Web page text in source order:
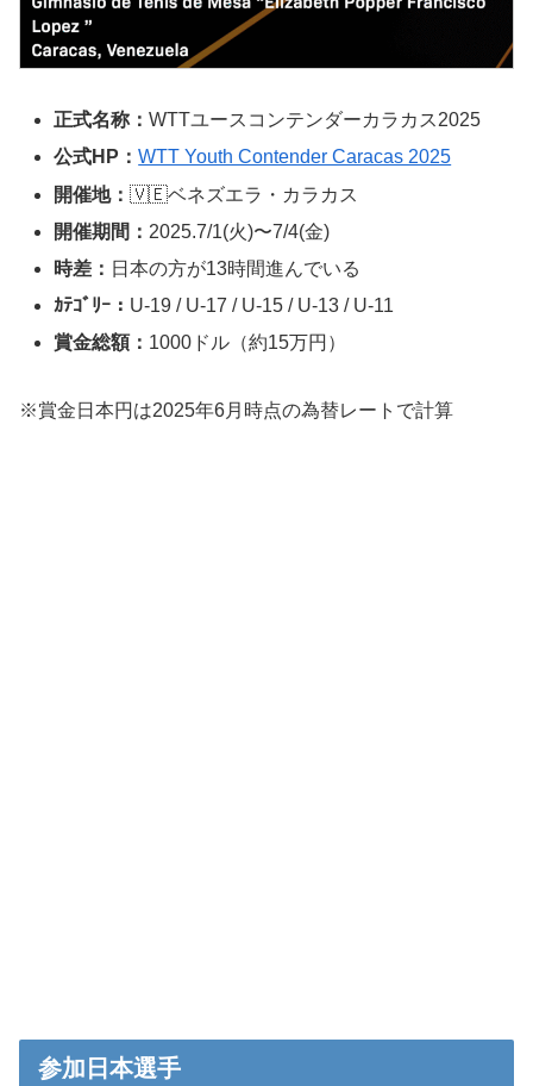
正式名称：WTTユースコンテンダーカラカス2025
公式HP：WTT Youth Contender Caracas 2025
開催地：🇻🇪ベネズエラ・カラカス
開催期間： 2025.7/1(火)〜7/4(金)
時差： 日本の方が13時間進んでいる
ｶﾃｺﾞﾘｰ： U-19 / U-17 / U-15 / U-13 / U-11
賞金総額： 1000ドル（約15万円）
※賞金日本円は2025年6月時点の為替レートで計算
参加日本選手